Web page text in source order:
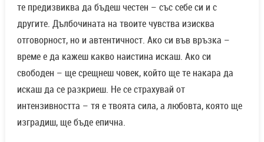
те предизвиква да бъдеш честен – със себе си и с
другите. Дълбочината на твоите чувства изисква
отговорност, но и автентичност. Ако си във връзка –
време е да кажеш какво наистина искаш. Ако си
свободен – ще срещнеш човек, който ще те накара да
искаш да се разкриеш. Не се страхувай от
интензивността – тя е твоята сила, а любовта, която ще
изградиш, ще бъде епична.